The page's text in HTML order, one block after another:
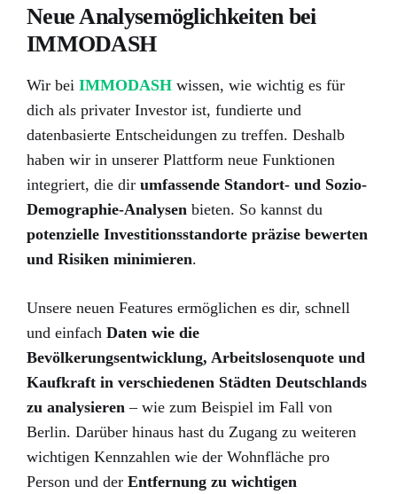
Neue Analysemöglichkeiten bei
IMMODASH
Wir bei IMMODASH wissen, wie wichtig es für
dich als privater Investor ist, fundierte und
datenbasierte Entscheidungen zu treffen. Deshalb
haben wir in unserer Plattform neue Funktionen
integriert, die dir umfassende Standort- und Sozio-
Demographie-Analysen bieten. So kannst du
potenzielle Investitionsstandorte präzise bewerten
und Risiken minimieren.
Unsere neuen Features ermöglichen es dir, schnell
und einfach Daten wie die
Bevölkerungsentwicklung, Arbeitslosenquote und
Kaufkraft in verschiedenen Städten Deutschlands
zu analysieren– wie zum Beispiel im Fall von
Berlin. Darüber hinaus hast du Zugang zu weiteren
wichtigen Kennzahlen wie der Wohnfläche pro
Person und der Entfernung zu wichtigen